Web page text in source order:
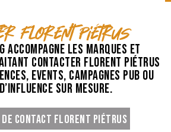
Florent Piétrus
accompagne les marques et
contacter Florent Piétrus
events, campagnes pub ou
sur mesure.
de contact Florent Piétrus